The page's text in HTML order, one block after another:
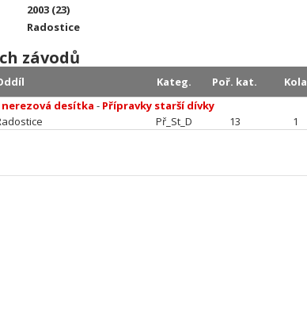
2003 (23)
Radostice
závodů
Kateg. Poř. kat. Kola
nerezová desítka - Přípravky starší dívky
Př_St_D 13 1